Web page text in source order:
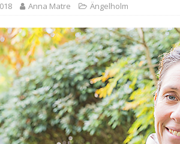
Anna Matre Ängelholm